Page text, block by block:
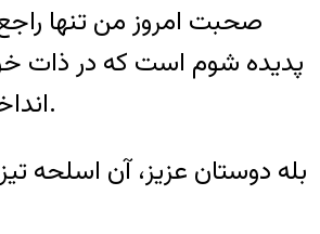
صحبت امروز من تنها
پدیده شوم است که در ذات
انداخته است. این است بزرگترین فاجعه ای که بخش بزرگی از جامعه ی ما را به تباهی و نیستی و پستی سوق داده است.
بله دوستان عزیز، آن اسلحه